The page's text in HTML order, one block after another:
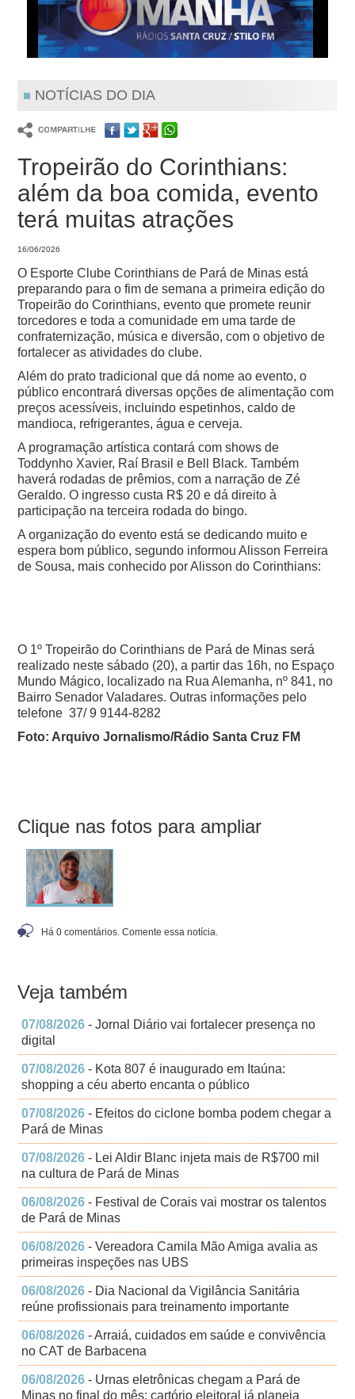
NOTÍCIAS DO DIA
Tropeirão do Corinthians:
além da boa comida, evento
terá muitas atrações
16/06/2026
O Esporte Clube Corinthians de Pará de Minas está
preparando para o fim de semana a primeira edição do
Tropeirão do Corinthians, evento que promete reunir
torcedores e toda a comunidade em uma tarde de
confraternização, música e diversão, com o objetivo de
fortalecer as atividades do clube.
Além do prato tradicional que dá nome ao evento, o
público encontrará diversas opções de alimentação com
preços acessíveis, incluindo espetinhos, caldo de
mandioca, refrigerantes, água e cerveja.
A programação artística contará com shows de
Toddynho Xavier, Raí Brasil e Bell Black. Também
haverá rodadas de prêmios, com a narração de Zé
Geraldo. O ingresso custa R$ 20 e dá direito à
participação na terceira rodada do bingo.
A organização do evento está se dedicando muito e
espera bom público, segundo informou Alisson Ferreira
de Sousa, mais conhecido por Alisson do Corinthians:
O 1º Tropeirão do Corinthians de Pará de Minas será
realizado neste sábado (20), a partir das 16h, no Espaço
Mundo Mágico, localizado na Rua Alemanha, nº 841, no
Bairro Senador Valadares. Outras informações pelo
telefone 37/ 9 9144-8282
Foto: Arquivo Jornalismo/Rádio Santa Cruz FM
Clique nas fotos para ampliar
Há 0 comentários. Comente essa notícia.
Veja também
07/08/2026 - Jornal Diário vai fortalecer presença no
digital
07/08/2026 - Kota 807 é inaugurado em Itaúna:
shopping a céu aberto encanta o público
07/08/2026 - Efeitos do ciclone bomba podem chegar a
Pará de Minas
07/08/2026 - Lei Aldir Blanc injeta mais de R$700 mil
na cultura de Pará de Minas
06/08/2026 - Festival de Corais vai mostrar os talentos
de Pará de Minas
06/08/2026 - Vereadora Camila Mão Amiga avalia as
primeiras inspeções nas UBS
06/08/2026 - Dia Nacional da Vigilância Sanitária
reúne profissionais para treinamento importante
06/08/2026 - Arraiá, cuidados em saúde e convivência
no CAT de Barbacena
06/08/2026 - Urnas eletrônicas chegam a Pará de
Minas no final do mês: cartório eleitoral já planeja